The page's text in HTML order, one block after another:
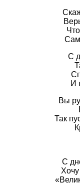
С
И
Вы
Так
С